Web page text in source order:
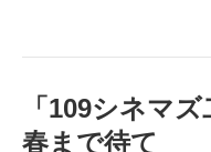
「109シネマ
春まで待て